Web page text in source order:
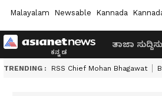
Malayalam Newsable Kannada
ತಾಜಾ ಸುದ್ದಿ
TRENDING : RSS Chief Mohan Bhagawat